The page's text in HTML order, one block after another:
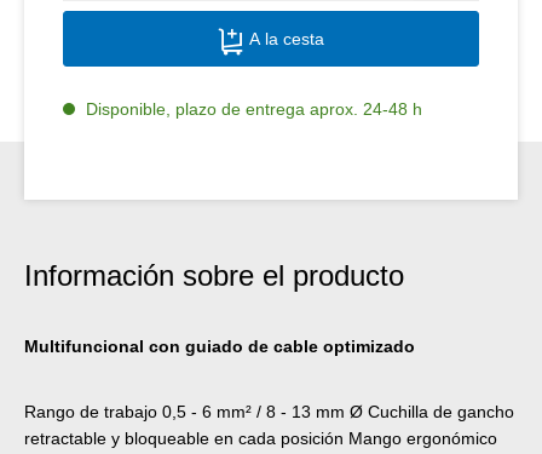
A la cesta
Disponible, plazo de entrega aprox. 24-48 h
Información sobre el producto
Multifuncional con guiado de cable optimizado
Rango de trabajo 0,5 - 6 mm² / 8 - 13 mm Ø Cuchilla de gancho
retractable y bloqueable en cada posición Mango ergonómico